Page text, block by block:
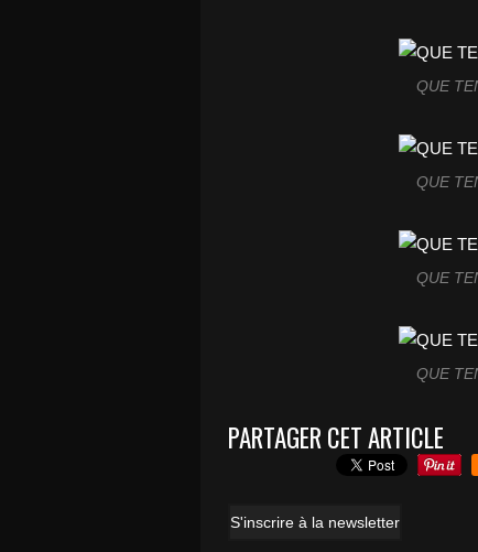
QUE
QUE
QUE
QUE
PARTAGER CET ARTICLE
S'inscrire à la newsletter